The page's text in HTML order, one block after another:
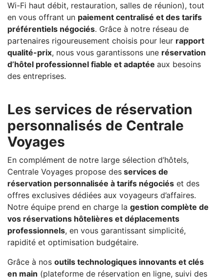
Wi-Fi haut débit, restauration, salles de réunion), tout
en vous offrant un paiement centralisé et des tarifs
préférentiels négociés. Grâce à notre réseau de
partenaires rigoureusement choisis pour leur rapport
qualité-prix, nous vous garantissons une réservation
d’hôtel professionnel fiable et adaptée aux besoins
des entreprises.
Les services de réservation
personnalisés de Centrale
Voyages
En complément de notre large sélection d’hôtels,
Centrale Voyages propose des services de
réservation personnalisée à tarifs négociés et des
offres exclusives dédiées aux voyageurs d’affaires.
Notre équipe prend en charge la gestion complète de
vos réservations hôtelières et déplacements
professionnels, en vous garantissant simplicité,
rapidité et optimisation budgétaire.
Grâce à nos outils technologiques innovants et clés
en main (plateforme de réservation en ligne, suivi des